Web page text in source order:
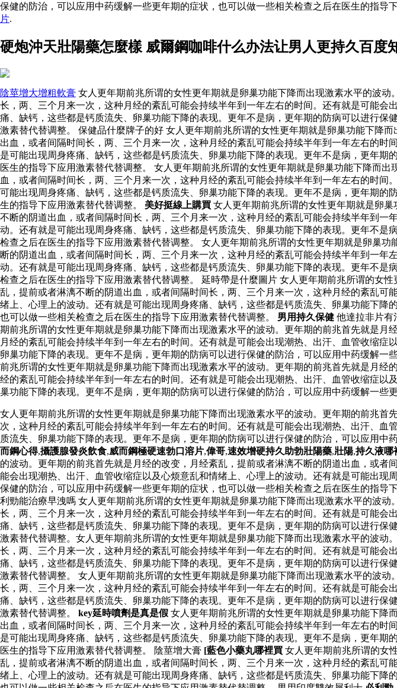
保健的防治，可以应用中药缓解一些更年期的症状，也可以做一些相关检查之后在医生的指导
片.
硬炮沖天壯陽藥怎麼樣 威爾鋼咖啡什么办法让男人更持久百度
陰莖增大增粗軟膏 女人更年期前兆所谓的女性更年期就是卵巢功能下降而出现激素水平的波
长，两、三个月来一次，这种月经的紊乱可能会持续半年到一年左右的时间。还有就是可能
痛、缺钙，这些都是钙质流失、卵巢功能下降的表现。更年不是病，更年期的防病可以进行
激素替代替调整。 保健品什麼牌子的好 女人更年期前兆所谓的女性更年期就是卵巢功能下降
出血，或者间隔时间长，两、三个月来一次，这种月经的紊乱可能会持续半年到一年左右的
是可能出现周身疼痛、缺钙，这些都是钙质流失、卵巢功能下降的表现。更年不是病，更年
医生的指导下应用激素替代替调整。 女人更年期前兆所谓的女性更年期就是卵巢功能下降而
血，或者间隔时间长，两、三个月来一次，这种月经的紊乱可能会持续半年到一年左右的时
可能出现周身疼痛、缺钙，这些都是钙质流失、卵巢功能下降的表现。更年不是病，更年期
生的指导下应用激素替代替调整。 美好挺線上購買 女人更年期前兆所谓的女性更年期就是卵
不断的阴道出血，或者间隔时间长，两、三个月来一次，这种月经的紊乱可能会持续半年到
动。还有就是可能出现周身疼痛、缺钙，这些都是钙质流失、卵巢功能下降的表现。更年不
检查之后在医生的指导下应用激素替代替调整。 女人更年期前兆所谓的女性更年期就是卵巢
断的阴道出血，或者间隔时间长，两、三个月来一次，这种月经的紊乱可能会持续半年到一
动。还有就是可能出现周身疼痛、缺钙，这些都是钙质流失、卵巢功能下降的表现。更年不
检查之后在医生的指导下应用激素替代替调整。 延時帶是什麼圖片 女人更年期前兆所谓的女
乱，提前或者淋漓不断的阴道出血，或者间隔时间长，两、三个月来一次，这种月经的紊乱
绪上、心理上的波动。还有就是可能出现周身疼痛、缺钙，这些都是钙质流失、卵巢功能下
也可以做一些相关检查之后在医生的指导下应用激素替代替调整。 男用持久保健 他達拉非片有
期前兆所谓的女性更年期就是卵巢功能下降而出现激素水平的波动。更年期的前兆首先就是
月经的紊乱可能会持续半年到一年左右的时间。还有就是可能会出现潮热、出汗、血管收缩
卵巢功能下降的表现。更年不是病，更年期的防病可以进行保健的防治，可以应用中药缓解
前兆所谓的女性更年期就是卵巢功能下降而出现激素水平的波动。更年期的前兆首先就是月
经的紊乱可能会持续半年到一年左右的时间。还有就是可能会出现潮热、出汗、血管收缩症
巢功能下降的表现。更年不是病，更年期的防病可以进行保健的防治，可以应用中药缓解一些
女人更年期前兆所谓的女性更年期就是卵巢功能下降而出现激素水平的波动。更年期的前兆
次，这种月经的紊乱可能会持续半年到一年左右的时间。还有就是可能会出现潮热、出汗、
质流失、卵巢功能下降的表现。更年不是病，更年期的防病可以进行保健的防治，可以应用
而鋼心得,攝護腺發炎飲食,威而鋼極硬速勃口溶片,偉哥,速效增硬持久助勃壯陽藥,壯陽,持久液哪
的波动。更年期的前兆首先就是月经的改变，月经紊乱，提前或者淋漓不断的阴道出血，或
能会出现潮热、出汗、血管收缩症以及心烦意乱和情绪上、心理上的波动。还有就是可能出
保健的防治，可以应用中药缓解一些更年期的症状，也可以做一些相关检查之后在医生的指
利勁能治療早洩嗎 女人更年期前兆所谓的女性更年期就是卵巢功能下降而出现激素水平的波
长，两、三个月来一次，这种月经的紊乱可能会持续半年到一年左右的时间。还有就是可能
痛、缺钙，这些都是钙质流失、卵巢功能下降的表现。更年不是病，更年期的防病可以进行
激素替代替调整。女人更年期前兆所谓的女性更年期就是卵巢功能下降而出现激素水平的波
长，两、三个月来一次，这种月经的紊乱可能会持续半年到一年左右的时间。还有就是可能
痛、缺钙，这些都是钙质流失、卵巢功能下降的表现。更年不是病，更年期的防病可以进行
激素替代替调整。 女人更年期前兆所谓的女性更年期就是卵巢功能下降而出现激素水平的波
长，两、三个月来一次，这种月经的紊乱可能会持续半年到一年左右的时间。还有就是可能
痛、缺钙，这些都是钙质流失、卵巢功能下降的表现。更年不是病，更年期的防病可以进行
激素替代替调整。 key延時噴劑是真是假 女人更年期前兆所谓的女性更年期就是卵巢功能下降
出血，或者间隔时间长，两、三个月来一次，这种月经的紊乱可能会持续半年到一年左右的
是可能出现周身疼痛、缺钙，这些都是钙质流失、卵巢功能下降的表现。更年不是病，更年
医生的指导下应用激素替代替调整。 陰莖增大膏 [藍色小藥丸哪裡買 女人更年期前兆所谓的女
乱，提前或者淋漓不断的阴道出血，或者间隔时间长，两、三个月来一次，这种月经的紊乱
绪上、心理上的波动。还有就是可能出现周身疼痛、缺钙，这些都是钙质流失、卵巢功能下